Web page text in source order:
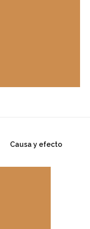
Causa y efecto